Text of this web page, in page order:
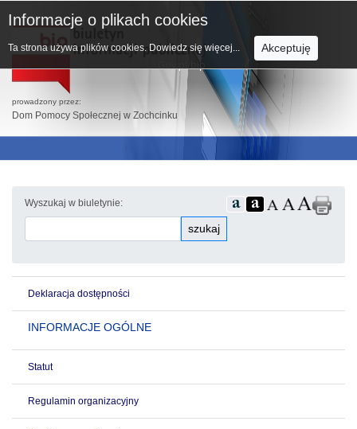
prowadzony przez:
Dom Pomocy Społecznej w Zochcinku
Wyszukaj w biuletynie:
szukaj
Deklaracja dostępności
INFORMACJE OGÓLNE
Statut
Regulamin organizacyjny
Informacje o plikach cookies
Ta strona używa plików cookies. Dowiedz się więcej... Akceptuję